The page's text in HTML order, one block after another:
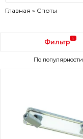
Главная » Споты
Фильтр 1
По популярности